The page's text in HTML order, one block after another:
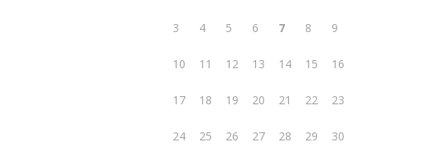
3 4 5 6 7 8 9
10 11 12 13 14 15 16
17 18 19 20 21 22 23
24 25 26 27 28 29 30